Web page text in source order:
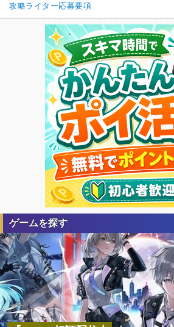
攻略ライター応募要項
ゲームを探す